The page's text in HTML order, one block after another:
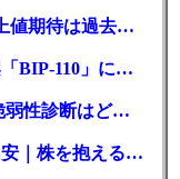
ビットコイン6万5000ドル回復も、上値期待は過去最低の23%
ビットコインに分岐リスク？新提案「BIP-110」に期限迫る
55時間で6700件の指摘、AIのBTC脆弱性診断はどこまで本物か
キオクシア、5万円台一時回復も2%安｜株を抱える東芝は純利益30倍